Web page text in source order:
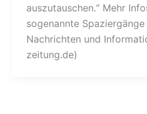
auszutauschen.“ Mehr
sogenannte
Nachrichten und
zeitung.de)